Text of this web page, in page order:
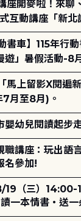
式互動講座「新
遊」暑假活動-8
7月至8月)。
嬰幼兒閱讀起步
職講座：玩出語
名參加!
19（三）14:00-
一本情書・送